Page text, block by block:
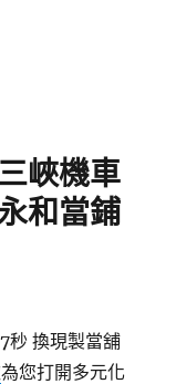
峽機車
和當鋪
秒 換現製當舖
為您打開多元化